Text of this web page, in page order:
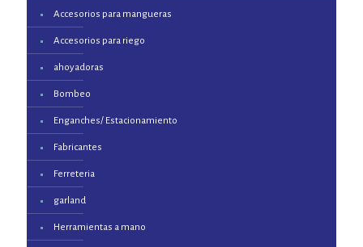
Accesorios para mangueras
Accesorios para riego
ahoyadoras
Bombeo
Enganches/ Estacionamiento
Fabricantes
Ferreteria
garland
Herramientas a mano